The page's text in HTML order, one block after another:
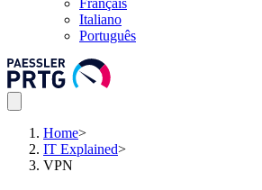
Français
Italiano
Português
Home>
IT Explained>
VPN